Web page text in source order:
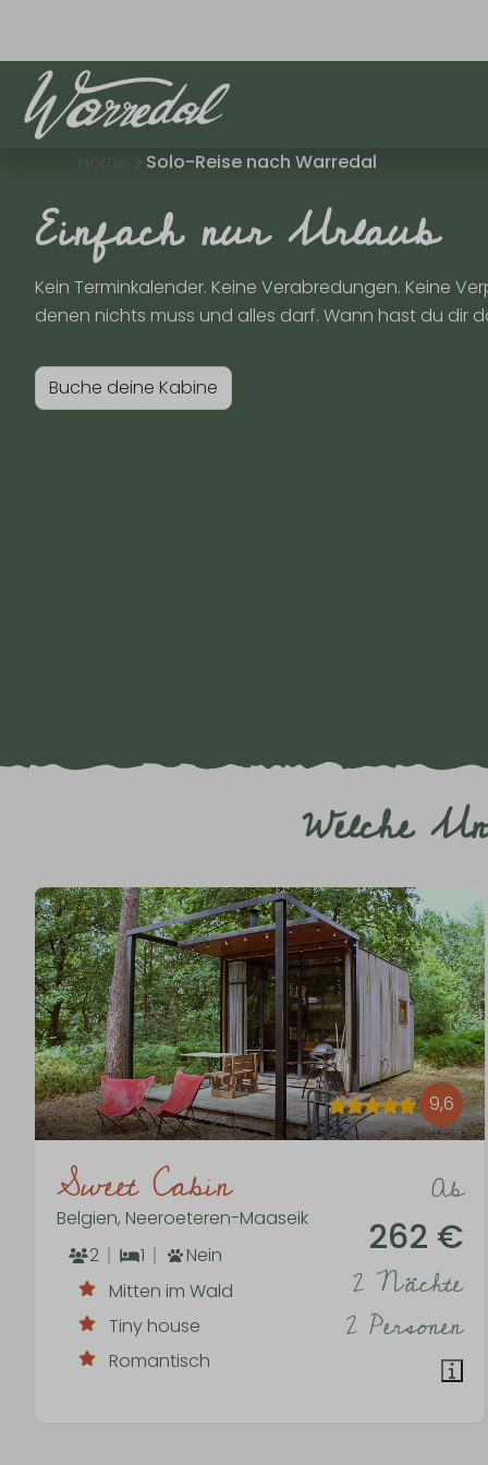
Home Solo-Reise nach Warredal
Einfach nur Urlaub
Kein Terminkalender. Keine Verabredungen. Keine
denen nichts muss und alles darf. Wann hast du dir
Buche deine Kabine
Welche
9,6
Ab
262 €
2 Nächte
2 Personen
Sweet Cabin
Belgien, Neeroeteren-Maaseik
2
1
Nein
Mitten im Wald
Tiny house
Romantisch